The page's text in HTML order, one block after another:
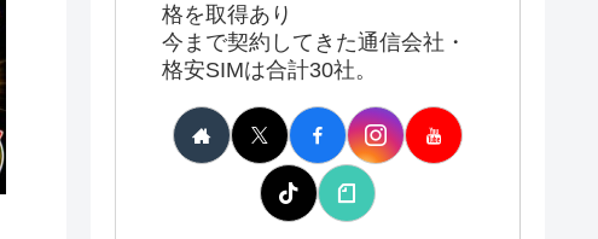
格を取得あり
今まで契約してきた通信会社・
格安SIMは合計30社。